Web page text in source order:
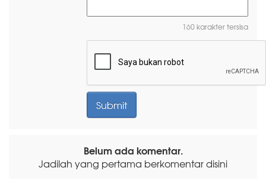
160 karakter tersisa
Belum ada komentar.
Jadilah yang pertama berkomentar disini